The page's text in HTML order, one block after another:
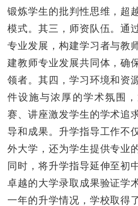
锻炼学生的批判性思维，超
模式。其三，师资队伍。通
专业发展，构建学习者与教
建教师专业发展共同体，确
领者。其四，学习环境和资
件设施与浓厚的学术氛围
赛、讲座激发学生的学术追
导和成果。升学指导工作不
外大学，还为学生提供专业
同时，将升学指导延伸至初
卓越的大学录取成果验证学
一年的升学情况，学校取得